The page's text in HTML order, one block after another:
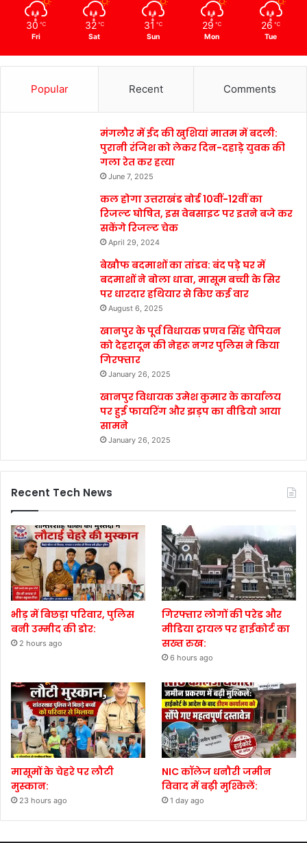
30 ℃
Fri
32 ℃
Sat
31 ℃
Sun
29 ℃
Mon
26 ℃
Tue
Popular Recent Comments
मंगलौर में ईद की खुशियां मातम में बदली:
पुरानी रंजिश को लेकर दिन-दहाड़े युवक की
गला रेत कर हत्या
June 7, 2025
कल होगा उत्तराखंड बोर्ड 10वीं-12वीं का
रिजल्ट घोषित, इस वेबसाइट पर इतने बजे कर
सकेंगे रिजल्ट चेक
April 29, 2024
बेखौफ बदमाशों का तांडव: बंद पड़े घर में
बदमाशों ने बोला धावा, मासूम बच्ची के सिर
पर धारदार हथियार से किए कई वार
August 6, 2025
खानपुर के पूर्व विधायक प्रणव सिंह चैंपियन
को देहरादून की नेहरू नगर पुलिस ने किया
गिरफ्तार
January 26, 2025
खानपुर विधायक उमेश कुमार के कार्यालय
पर हुई फायरिंग और झड़प का वीडियो आया
सामने
January 26, 2025
Recent Tech News
भीड़ में बिछड़ा परिवार, पुलिस
बनी उम्मीद की डोर:
2 hours ago
गिरफ्तार लोगों की परेड और
मीडिया ट्रायल पर हाईकोर्ट का
सख्त रुख:
6 hours ago
मासूमों के चेहरे पर लौटी
मुस्कान:
23 hours ago
NIC कॉलेज धनौरी जमीन
विवाद में बढ़ी मुश्किलें:
1 day ago